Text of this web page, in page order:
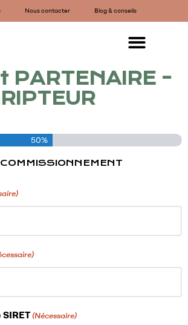
Nous contacter Blog & conseils
PARTENAIRE -
50%
(Nécessaire)